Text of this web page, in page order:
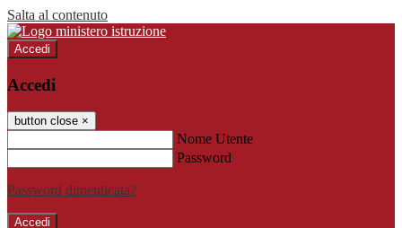
Salta al contenuto
Accedi
Accedi
button close ×
Nome Utente
Password
Password dimenticata?